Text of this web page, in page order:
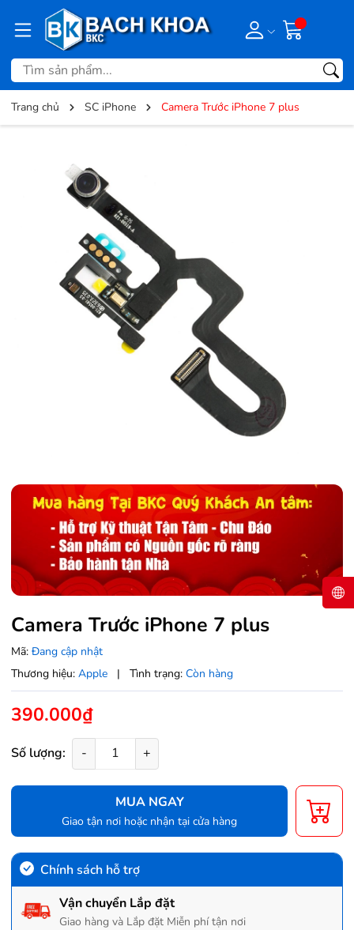
Trang chủ SC iPhone Camera Trước iPhone 7 plus
Camera Trước iPhone 7 plus
Mã: Đang cập nhật
Thương hiệu: Apple | Tình trạng: Còn hàng
390.000₫
Số lượng: - +
MUA NGAY
Giao tận nơi hoặc nhận tại cửa hàng
Chính sách hỗ trợ
Vận chuyển Lắp đặt
Giao hàng và Lắp đặt Miễn phí tận nơi